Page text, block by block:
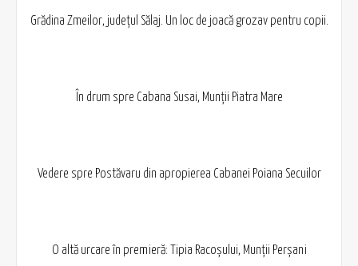
Grădina Zmeilor, județul Sălaj. Un loc de joacă grozav pentru copii.
În drum spre Cabana Susai, Munții Piatra Mare
Vedere spre Postăvaru din apropierea Cabanei Poiana Secuilor
O altă urcare în premieră: Tipia Racoșului, Munții Perșani